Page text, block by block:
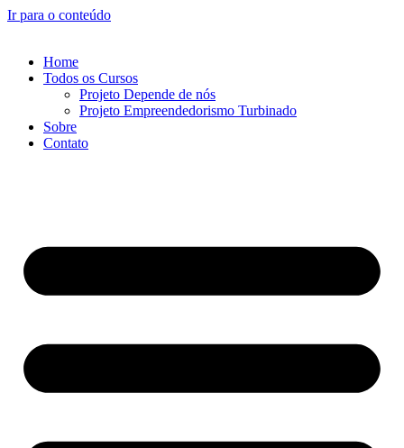
Ir para o conteúdo
Home
Todos os Cursos
Projeto Depende de nós
Projeto Empreendedorismo Turbinado
Sobre
Contato